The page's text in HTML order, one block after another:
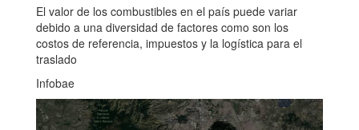
El valor de los combustibles en el país puede variar
debido a una diversidad de factores como son los
costos de referencia, impuestos y la logística para el
traslado
Infobae